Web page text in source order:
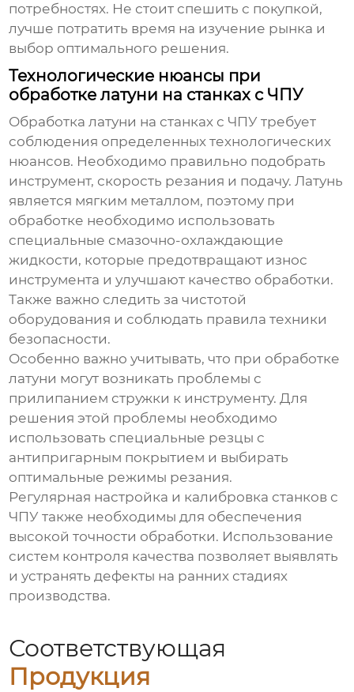
потребностях. Не стоит спешить с покупкой,
лучше потратить время на изучение рынка и
выбор оптимального решения.
Технологические нюансы при
обработке латуни на станках с ЧПУ
Обработка латуни на станках с ЧПУ требует
соблюдения определенных технологических
нюансов. Необходимо правильно подобрать
инструмент, скорость резания и подачу. Латунь
является мягким металлом, поэтому при
обработке необходимо использовать
специальные смазочно-охлаждающие
жидкости, которые предотвращают износ
инструмента и улучшают качество обработки.
Также важно следить за чистотой
оборудования и соблюдать правила техники
безопасности.
Особенно важно учитывать, что при обработке
латуни могут возникать проблемы с
прилипанием стружки к инструменту. Для
решения этой проблемы необходимо
использовать специальные резцы с
антипригарным покрытием и выбирать
оптимальные режимы резания.
Регулярная настройка и калибровка станков с
ЧПУ также необходимы для обеспечения
высокой точности обработки. Использование
систем контроля качества позволяет выявлять
и устранять дефекты на ранних стадиях
производства.
Соответствующая
Продукция